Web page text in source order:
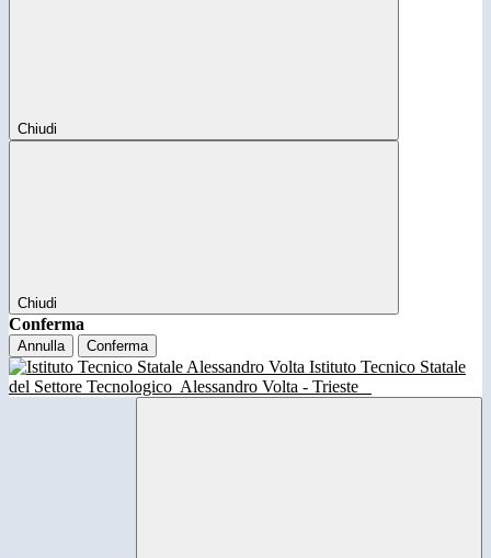
Chiudi
Chiudi
Conferma
Annulla Conferma
Istituto Tecnico Statale
del Settore Tecnologico Alessandro Volta - Trieste